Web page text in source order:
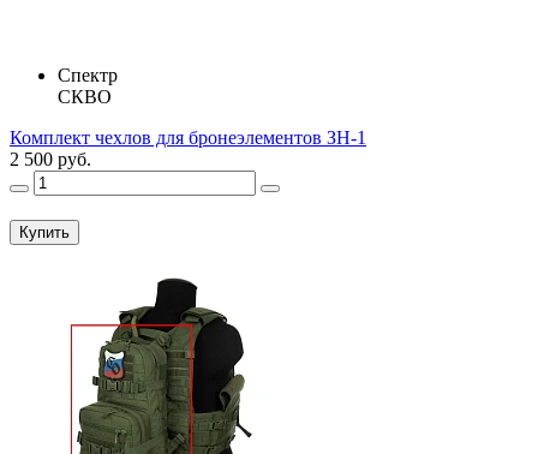
Спектр
СКВО
Комплект чехлов для бронеэлементов ЗН-1
2 500 руб.
Купить